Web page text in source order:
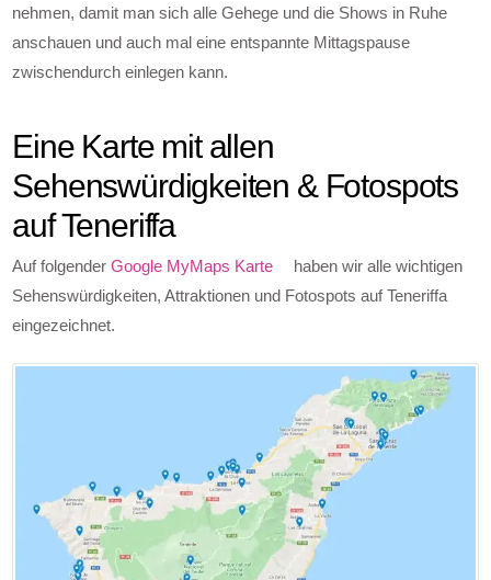
nehmen, damit man sich alle Gehege und die Shows in Ruhe
anschauen und auch mal eine entspannte Mittagspause
zwischendurch einlegen kann.
Eine Karte mit allen
Sehenswürdigkeiten & Fotospots
auf Teneriffa
Auf folgenderGoogle MyMaps Karte
haben wir alle wichtigen
Sehenswürdigkeiten, Attraktionen und Fotospots auf Teneriffa
eingezeichnet.